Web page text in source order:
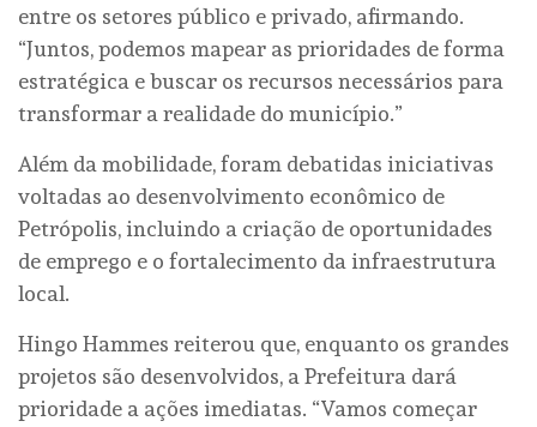
entre os setores público e privado, afirmando.
“Juntos, podemos mapear as prioridades de forma
estratégica e buscar os recursos necessários para
transformar a realidade do município.”
Além da mobilidade, foram debatidas iniciativas
voltadas ao desenvolvimento econômico de
Petrópolis, incluindo a criação de oportunidades
de emprego e o fortalecimento da infraestrutura
local.
Hingo Hammes reiterou que, enquanto os grandes
projetos são desenvolvidos, a Prefeitura dará
prioridade a ações imediatas. “Vamos começar